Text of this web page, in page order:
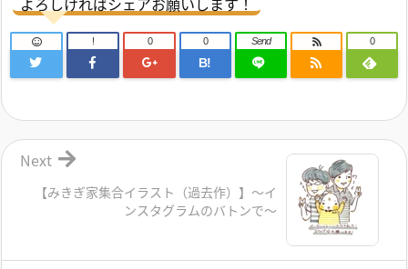
! 0
B!
0 Send 0
【みきぎ家集合イラスト（過去作）】～イ
ンスタグラムのバトンで～
Next